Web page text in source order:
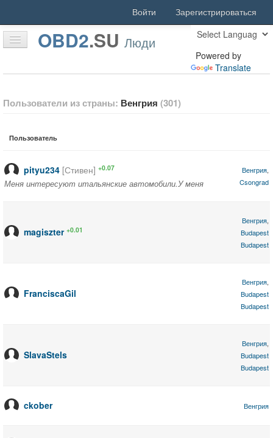
Войти Зарегистрироваться
Powered by
Translate
OBD2.SU Люди
Статьи
Форум
Люди
Поиск
Пользователи из страны: Венгрия (301)
Пользователь
pityu234 [Стивен] +0.07
Меня интересуют итальянские автомобили.У меня
Венгрия,
Csongrad
magiszter +0.01
Венгрия,
Budapest
Budapest
FranciscaGil
Венгрия,
Budapest
Budapest
SlavaStels
Венгрия,
Budapest
Budapest
ckober Венгрия